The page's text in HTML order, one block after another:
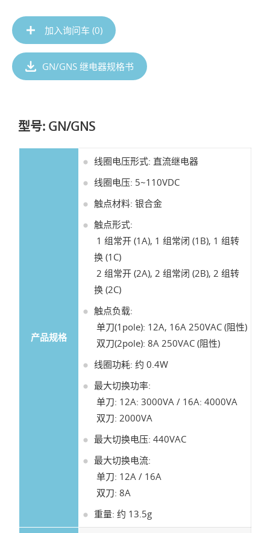
加入询问车 (0)
GN/GNS 继电器规格书
型号: GN/GNS
产品规格
线圈电压形式: 直流继电器
线圈电压: 5~110VDC
触点材料: 银合金
触点形式:
1 组常开 (1A), 1 组常闭 (1B), 1 组转
换 (1C)
2 组常开 (2A), 2 组常闭 (2B), 2 组转
换 (2C)
触点负载:
单刀(1pole): 12A, 16A 250VAC (阻性)
双刀(2pole): 8A 250VAC (阻性)
线圈功耗: 约 0.4W
最大切换功率:
单刀: 12A: 3000VA / 16A: 4000VA
双刀: 2000VA
最大切换电压: 440VAC
最大切换电流:
单刀: 12A / 16A
双刀: 8A
重量: 约 13.5g